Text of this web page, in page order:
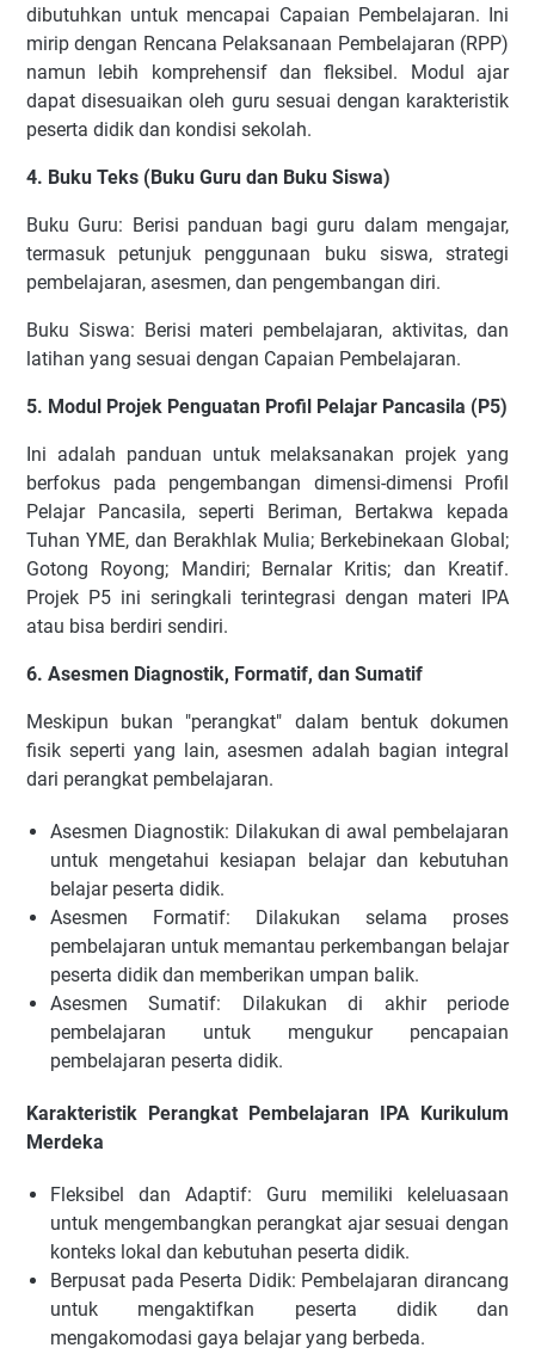
dibutuhkan untuk mencapai Capaian Pembelajaran. Ini
mirip dengan Rencana Pelaksanaan Pembelajaran (RPP)
namun lebih komprehensif dan fleksibel. Modul ajar
dapat disesuaikan oleh guru sesuai dengan karakteristik
peserta didik dan kondisi sekolah.
4. Buku Teks (Buku Guru dan Buku Siswa)
Buku Guru: Berisi panduan bagi guru dalam mengajar,
termasuk petunjuk penggunaan buku siswa, strategi
pembelajaran, asesmen, dan pengembangan diri.
Buku Siswa: Berisi materi pembelajaran, aktivitas, dan
latihan yang sesuai dengan Capaian Pembelajaran.
5. Modul Projek Penguatan Profil Pelajar Pancasila (P5)
Ini adalah panduan untuk melaksanakan projek yang
berfokus pada pengembangan dimensi-dimensi Profil
Pelajar Pancasila, seperti Beriman, Bertakwa kepada
Tuhan YME, dan Berakhlak Mulia; Berkebinekaan Global;
Gotong Royong; Mandiri; Bernalar Kritis; dan Kreatif.
Projek P5 ini seringkali terintegrasi dengan materi IPA
atau bisa berdiri sendiri.
6. Asesmen Diagnostik, Formatif, dan Sumatif
Meskipun bukan "perangkat" dalam bentuk dokumen
fisik seperti yang lain, asesmen adalah bagian integral
dari perangkat pembelajaran.
Asesmen Diagnostik: Dilakukan di awal pembelajaran
untuk mengetahui kesiapan belajar dan kebutuhan
belajar peserta didik.
Asesmen Formatif: Dilakukan selama proses
pembelajaran untuk memantau perkembangan belajar
peserta didik dan memberikan umpan balik.
Asesmen Sumatif: Dilakukan di akhir periode
pembelajaran untuk mengukur pencapaian
pembelajaran peserta didik.
Karakteristik Perangkat Pembelajaran IPA Kurikulum
Merdeka
Fleksibel dan Adaptif: Guru memiliki keleluasaan
untuk mengembangkan perangkat ajar sesuai dengan
konteks lokal dan kebutuhan peserta didik.
Berpusat pada Peserta Didik: Pembelajaran dirancang
untuk mengaktifkan peserta didik dan
mengakomodasi gaya belajar yang berbeda.